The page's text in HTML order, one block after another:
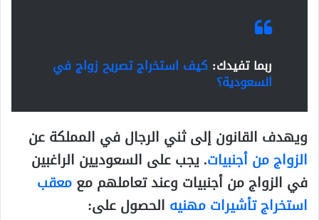
ربما تفيدك: كيف استخراج تصريح زواج في
السعودية؟
ويهدف القانون إلى ثني الرجال في المملكة عن
الزواج من أجنبيات. يجب على السعوديين الراغبين
في الزواج من أجنبيات وعند تعاملهم معمعقب
استخراج تأشيرات مهنيه الحصول على: